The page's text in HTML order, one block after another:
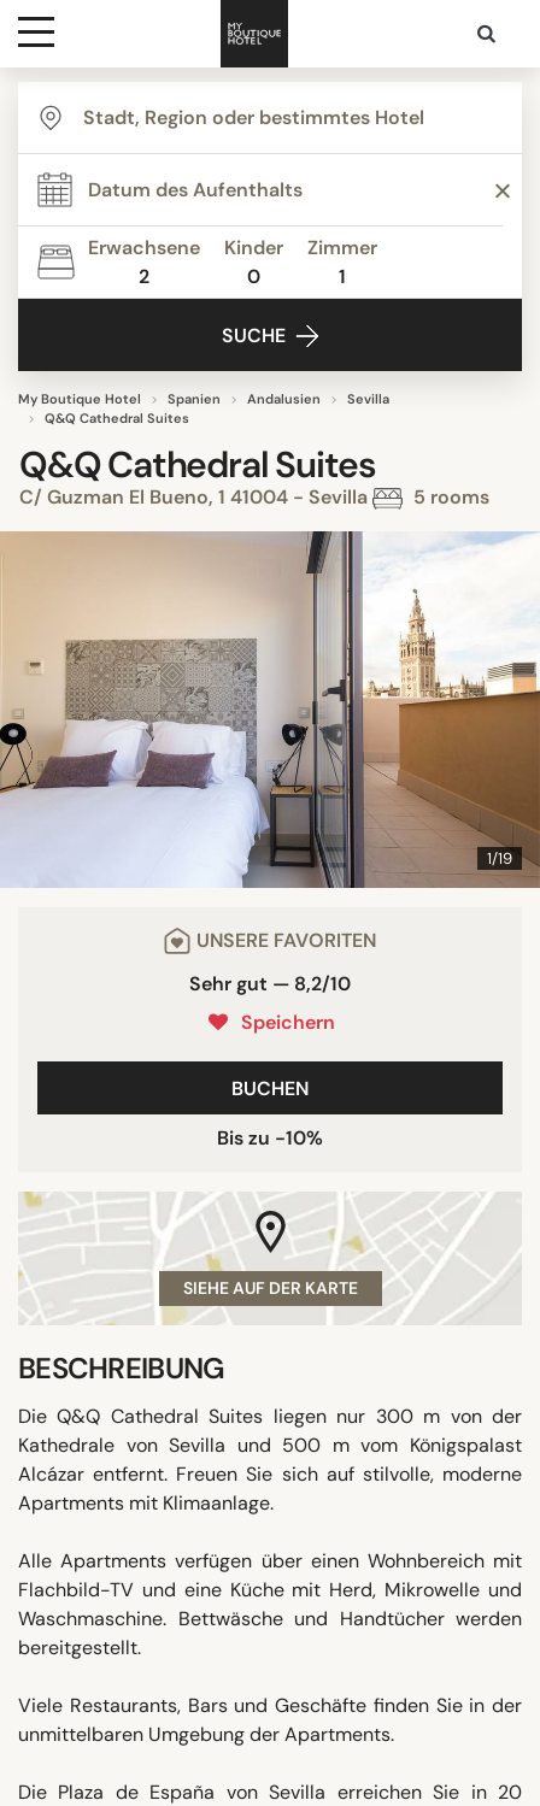
Ziele
Hotelarten
Kontakt
Erwachsene
2
Kinder
0
Zimmer
1
SUCHE
My Boutique Hotel Spanien Andalusien
Sevilla
Q&Q Cathedral Suites
Q&Q Cathedral Suites
C/ Guzman El Bueno, 1 41004 - Sevilla 5 rooms
1/19
UNSERE FAVORITEN
Sehr gut — 8,2/10
Speichern
BUCHEN
Bis zu -10%
SIEHE AUF DER KARTE
BESCHREIBUNG
Die Q&Q Cathedral Suites liegen nur 300 m von der
Kathedrale von Sevilla und 500 m vom Königspalast
Alcázar entfernt. Freuen Sie sich auf stilvolle, moderne
Apartments mit Klimaanlage.
Alle Apartments verfügen über einen Wohnbereich mit
Flachbild-TV und eine Küche mit Herd, Mikrowelle und
Waschmaschine. Bettwäsche und Handtücher werden
bereitgestellt.
Viele Restaurants, Bars und Geschäfte finden Sie in der
unmittelbaren Umgebung der Apartments.
Die Plaza de España von Sevilla erreichen Sie in 20